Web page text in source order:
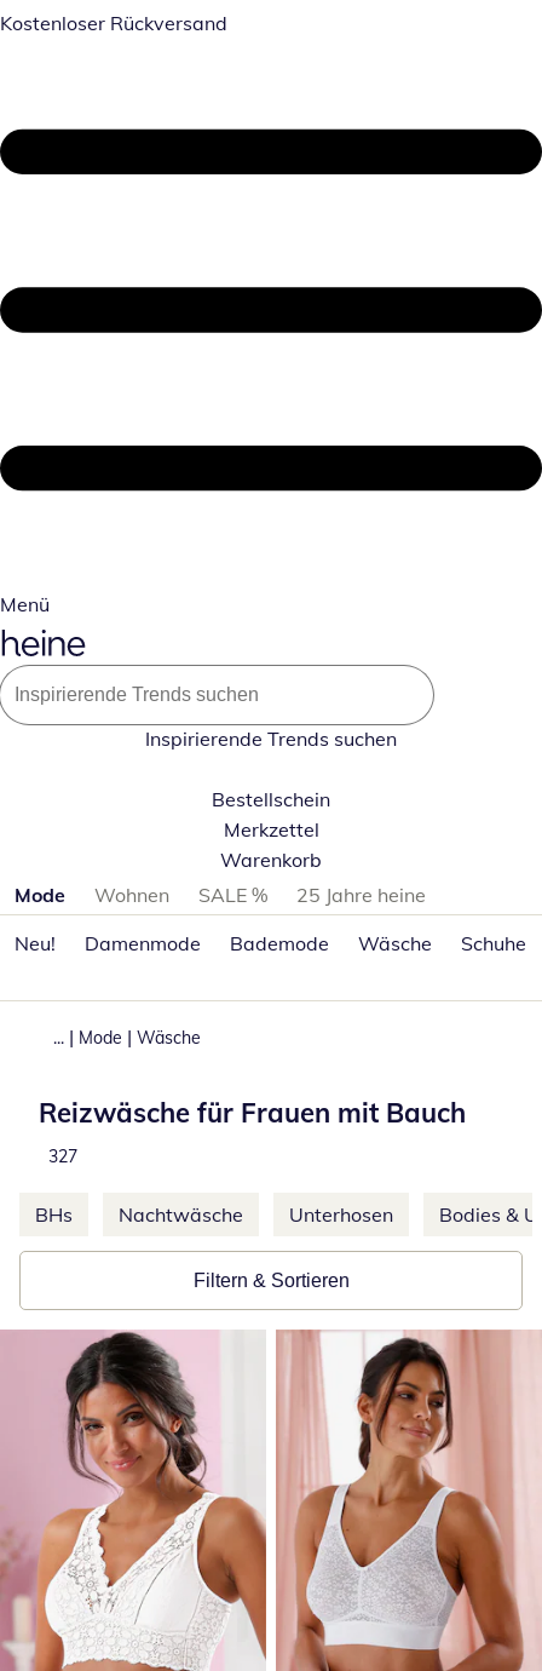
Kostenloser Rückversand
Menü
Inspirierende Trends suchen
Bestellschein
Merkzettel
Warenkorb
Produktkategorien überspringen
Mode Wohnen SALE %
25 Jahre heine
Neu!
Damenmode Bademode Wäsche Schuhe
... | Mode | Wäsche
Reizwäsche für Frauen mit Bauch
Total number of products:
327
Weitere Kategorien überspringen
BHs Nachtwäsche Unterhosen Bodies &
Filtern & Sortieren